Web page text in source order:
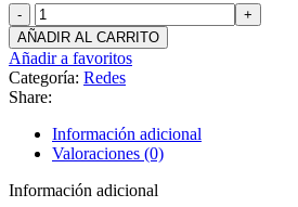
ACCESS
POINT
TP-
LINK
EAP110
2.4GHZ
OUTDOOR
AIRE
LIBRE
cantidad
AÑADIR AL CARRITO
Añadir a favoritos
Categoría: Redes
Share:
Información adicional
Valoraciones (0)
Información adicional